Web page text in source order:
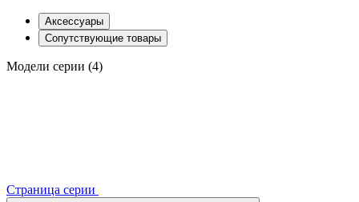
Аксессуары
Сопутствующие товары
Модели серии (4)
Страница серии